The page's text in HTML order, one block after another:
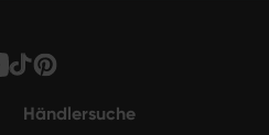
Händlersuche